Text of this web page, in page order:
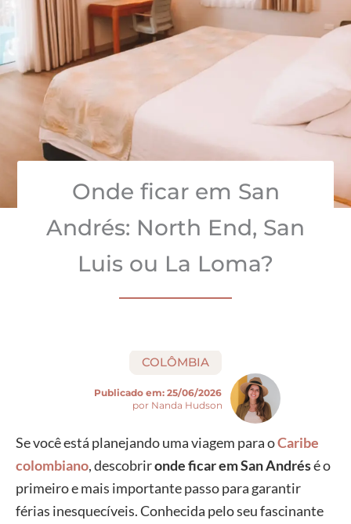
Onde ficar em San
Andrés: North End, San
Luis ou La Loma?
COLÔMBIA
Publicado em: 25/06/2026
por Nanda Hudson
Se você está planejando uma viagem para oCaribe
colombiano, descobrironde ficar em San Andrésé o
primeiro e mais importante passo para garantir
férias inesquecíveis. Conhecida pelo seu fascinante